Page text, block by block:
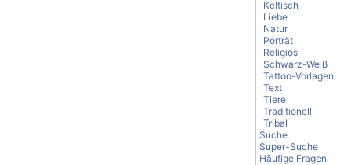
Keltisch
Liebe
Natur
Porträt
Religiös
Schwarz-Weiß
Tattoo-Vorlagen
Text
Tiere
Traditionell
Tribal
Suche
Super-Suche
Häufige Fragen